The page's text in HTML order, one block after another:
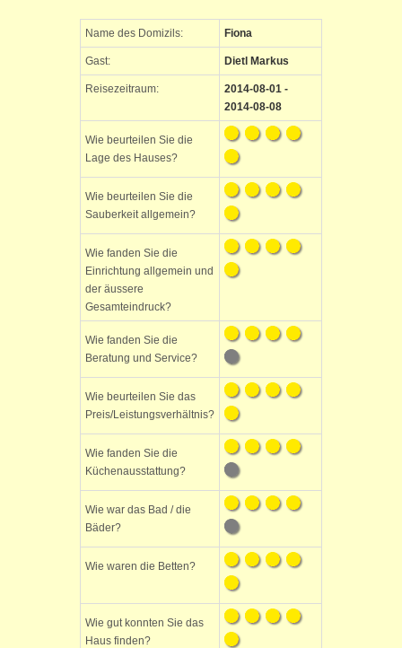
Name des Domizils: Fiona
Gast: Dietl Markus
Reisezeitraum:
2014-08-01 -
2014-08-08
Wie beurteilen Sie die
Lage des Hauses?
Wie beurteilen Sie die
Sauberkeit allgemein?
Wie fanden Sie die
Einrichtung allgemein und
der äussere
Gesamteindruck?
Wie fanden Sie die
Beratung und Service?
Wie beurteilen Sie das
Preis/Leistungsverhältnis?
Wie fanden Sie die
Küchenausstattung?
Wie war das Bad / die
Bäder?
Wie waren die Betten?
Wie gut konnten Sie das
Haus finden?